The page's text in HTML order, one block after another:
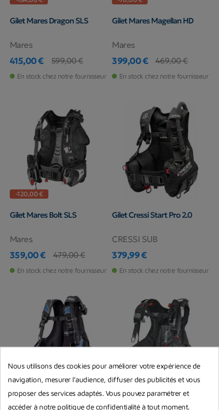
Gilet Mares Dragon SLS
Mares
Prix
415,00 €
Prix de base
599,00 €
En stock chez notre fournisseur
Gilet Mares Magellan HD
Mares
Prix
399,00 €
Prix de base
469,00 €
En stock chez notre fournisseur
-120,00 €
Gilet Mares Bolt SLS
Mares
Prix
359,00 €
Prix de base
479,00 €
En stock chez notre fournisseur
Gilet Cressi Start Pro 2.0
CRESSI SUB
Prix
379,99 €
En stock chez notre fournisseur
Nous utilisons des cookies pour améliorer votre expérience de
navigation, mesurer l’audience, diffuser des publicités et vous
proposer des services adaptés. Vous pouvez paramétrer et
accéder à notre politique de confidentialité à tout moment.